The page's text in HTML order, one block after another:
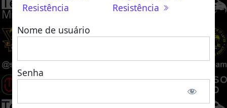
Resistência
Resistência
Nome de usuário
Senha